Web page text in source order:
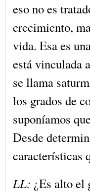
eso no es
crecimiento,
vida. Esa es
está vinculada
se llama
los grados de
suponíamos
Desde
características
LL: ¿Es alto el